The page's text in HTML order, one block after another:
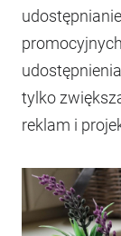
tylko
reklam i